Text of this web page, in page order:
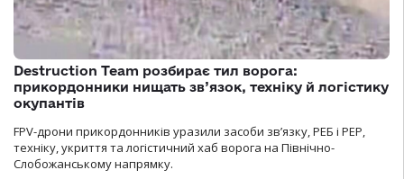
Destruction Team розбирає тил ворога:
прикордонники нищать зв’язок, техніку й логістику
окупантів
FPV-дрони прикордонників уразили засоби зв’язку, РЕБ і РЕР,
техніку, укриття та логістичний хаб ворога на Північно-
Слобожанському напрямку.